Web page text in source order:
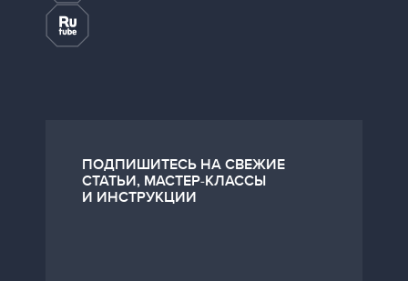
ПОДПИШИТЕСЬ НА СВЕЖИЕ
СТАТЬИ, МАСТЕР-КЛАССЫ
И ИНСТРУКЦИИ